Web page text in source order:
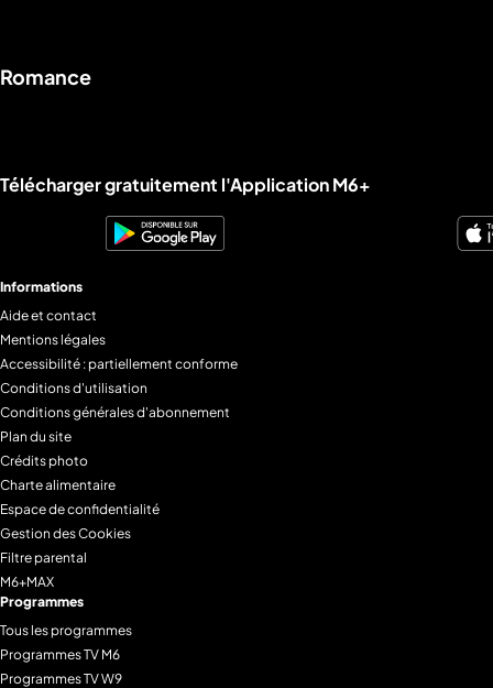
Romance
Liens utiles M6+.
Télécharger gratuitement l'Application M6+
Informations
Aide et contact
Mentions légales
Accessibilité : partiellement conforme
Conditions d'utilisation
Conditions générales d'abonnement
Plan du site
Crédits photo
Charte alimentaire
Espace de confidentialité
Gestion des Cookies
Filtre parental
M6+MAX
Programmes
Tous les programmes
Programmes TV M6
Programmes TV W9